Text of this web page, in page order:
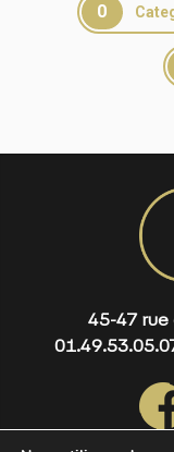
0
45-47 rue